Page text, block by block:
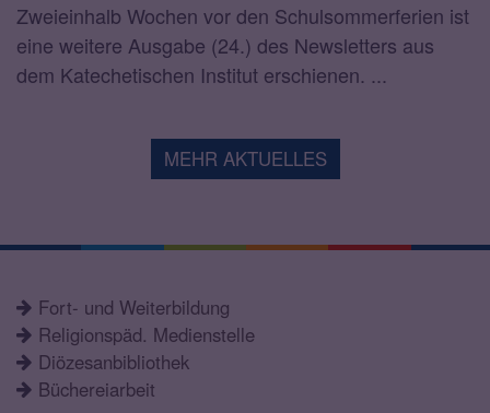
Zweieinhalb Wochen vor den Schulsommerferien ist
eine weitere Ausgabe (24.) des Newsletters aus
dem Katechetischen Institut erschienen. ...
MEHR AKTUELLES
Fort- und Weiterbildung
Religionspäd. Medienstelle
Diözesanbibliothek
Büchereiarbeit